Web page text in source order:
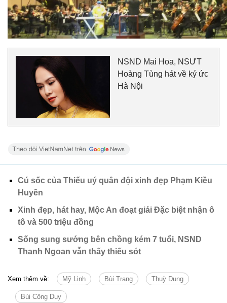
NSND Mai Hoa, NSƯT
Hoàng Tùng hát về ký ức
Hà Nội
Cú sốc của Thiếu uý quân đội xinh đẹp Phạm Kiều
Huyền
Xinh đẹp, hát hay, Mộc An đoạt giải Đặc biệt nhận ô
tô và 500 triệu đồng
Sống sung sướng bên chồng kém 7 tuổi, NSND
Thanh Ngoan vẫn thấy thiếu sót
Xem thêm về: Mỹ Linh Bùi Trang Thuỳ Dung
Bùi Công Duy